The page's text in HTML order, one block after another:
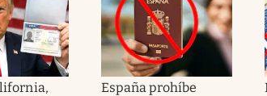
España prohíbe